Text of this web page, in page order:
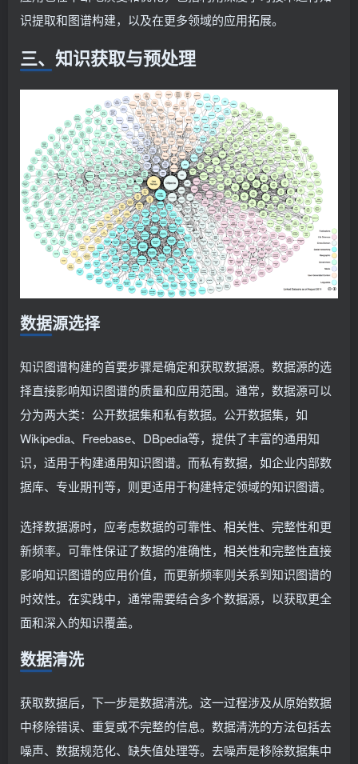
识提取和图谱构建，以及在更多领域的应用拓展。
三、知识获取与预处理
数据源选择
知识图谱构建的首要步骤是确定和获取数据源。数据源的选
择直接影响知识图谱的质量和应用范围。通常，数据源可以
分为两大类：公开数据集和私有数据。公开数据集，如
Wikipedia、Freebase、DBpedia等，提供了丰富的通用知
识，适用于构建通用知识图谱。而私有数据，如企业内部数
据库、专业期刊等，则更适用于构建特定领域的知识图谱。
选择数据源时，应考虑数据的可靠性、相关性、完整性和更
新频率。可靠性保证了数据的准确性，相关性和完整性直接
影响知识图谱的应用价值，而更新频率则关系到知识图谱的
时效性。在实践中，通常需要结合多个数据源，以获取更全
面和深入的知识覆盖。
数据清洗
获取数据后，下一步是数据清洗。这一过程涉及从原始数据
中移除错误、重复或不完整的信息。数据清洗的方法包括去
噪声、数据规范化、缺失值处理等。去噪声是移除数据集中